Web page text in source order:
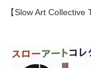
【Slow Art Collective